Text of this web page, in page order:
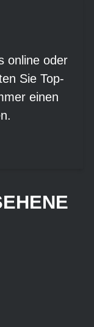
online oder
Sie Top-
einen